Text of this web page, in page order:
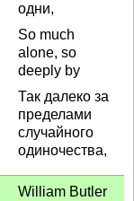
одни,
So much
alone, so
deeply by
Так далеко за
пределами
случайного
одиночества,
William Butler